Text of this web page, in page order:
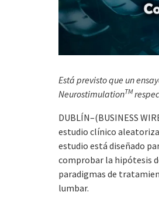
Está previsto que un
NeurostimulationTM
DUBLÍN–(BUSINESS
estudio clínico
estudio está diseñado
comprobar la hipótesis
paradigmas de
lumbar.